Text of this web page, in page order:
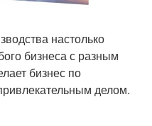
настолько
бизнеса с разным
бизнес по
делом.